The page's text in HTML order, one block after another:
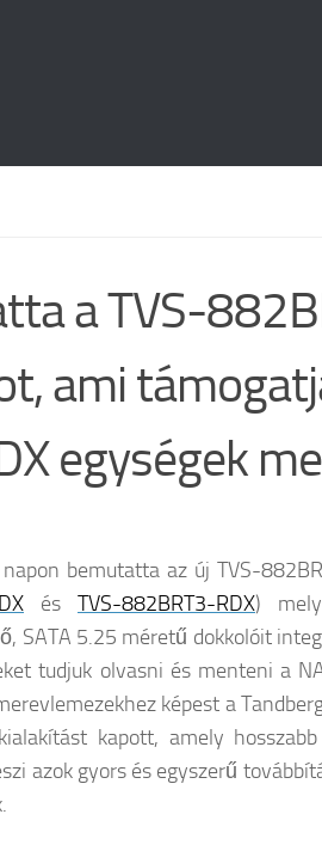
a TVS-
ami
egységek
bemutatta az új TVS-
és TVS-882BRT3-RDX)
SATA 5.25 méretű dokkolóit
tudjuk olvasni és menteni a
képest a
kapott, amely
azok gyors és egyszerű